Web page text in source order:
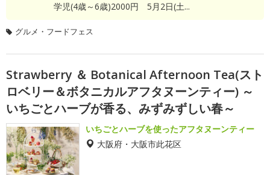
学児(4歳～6歳)2000円 5月2日(土...
グルメ・フードフェス
Strawberry ＆ Botanical Afternoon Tea(スト
ロベリー＆ボタニカルアフタヌーンティー) ～
いちごとハーブが香る、みずみずしい春～
いちごとハーブを使ったアフタヌーンティー
大阪府・大阪市此花区